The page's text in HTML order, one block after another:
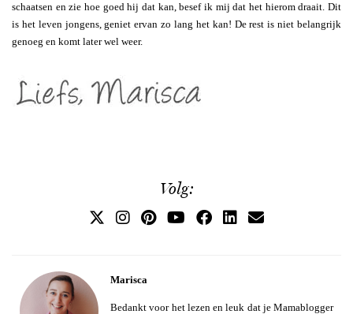
schaatsen en zie hoe goed hij dat kan, besef ik mij dat het hierom draait. Dit
is het leven jongens, geniet ervan zo lang het kan! De rest is niet belangrijk
genoeg en komt later wel weer.
Volg:
Marisca
Bedankt voor het lezen en leuk dat je Mamablogger